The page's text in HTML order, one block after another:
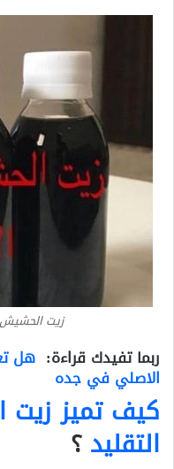
زيت
ربما تفيدك قراءة: هل
الاصلي في جده
كيف تميز
التقليد؟